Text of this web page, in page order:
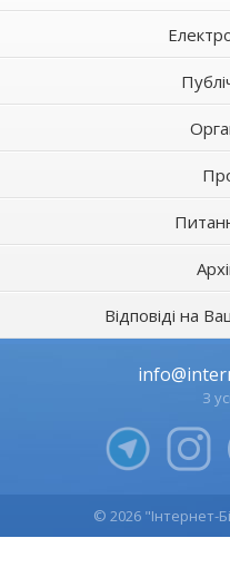
Відповіді на
З
© 2026 "Інтернет-